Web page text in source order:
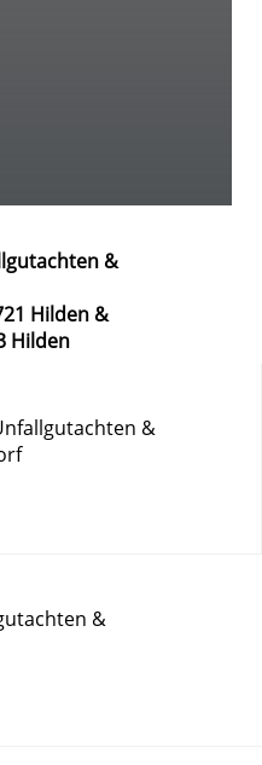
&
Hilden &
Hilden
&
&